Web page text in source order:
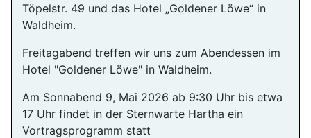
Töpelstr. 49 und das Hotel „Goldener Löwe“ in
Waldheim.
Freitagabend treffen wir uns zum Abendessen im
Hotel "Goldener Löwe" in Waldheim.
Am Sonnabend 9, Mai 2026 ab 9:30 Uhr bis etwa
17 Uhr findet in der Sternwarte Hartha ein
Vortragsprogramm statt